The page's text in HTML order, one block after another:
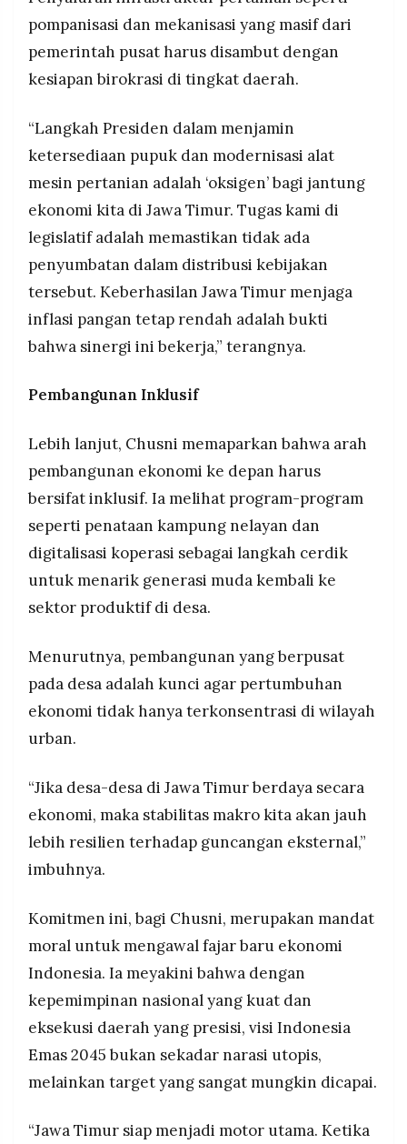
pompanisasi dan mekanisasi yang masif dari
pemerintah pusat harus disambut dengan
kesiapan birokrasi di tingkat daerah.
“Langkah Presiden dalam menjamin
ketersediaan pupuk dan modernisasi alat
mesin pertanian adalah ‘oksigen’ bagi jantung
ekonomi kita di Jawa Timur. Tugas kami di
legislatif adalah memastikan tidak ada
penyumbatan dalam distribusi kebijakan
tersebut. Keberhasilan Jawa Timur menjaga
inflasi pangan tetap rendah adalah bukti
bahwa sinergi ini bekerja,” terangnya.
Pembangunan Inklusif
Lebih lanjut, Chusni memaparkan bahwa arah
pembangunan ekonomi ke depan harus
bersifat inklusif. Ia melihat program-program
seperti penataan kampung nelayan dan
digitalisasi koperasi sebagai langkah cerdik
untuk menarik generasi muda kembali ke
sektor produktif di desa.
Menurutnya, pembangunan yang berpusat
pada desa adalah kunci agar pertumbuhan
ekonomi tidak hanya terkonsentrasi di wilayah
urban.
“Jika desa-desa di Jawa Timur berdaya secara
ekonomi, maka stabilitas makro kita akan jauh
lebih resilien terhadap guncangan eksternal,”
imbuhnya.
Komitmen ini, bagi Chusni, merupakan mandat
moral untuk mengawal fajar baru ekonomi
Indonesia. Ia meyakini bahwa dengan
kepemimpinan nasional yang kuat dan
eksekusi daerah yang presisi, visi Indonesia
Emas 2045 bukan sekadar narasi utopis,
melainkan target yang sangat mungkin dicapai.
“Jawa Timur siap menjadi motor utama. Ketika